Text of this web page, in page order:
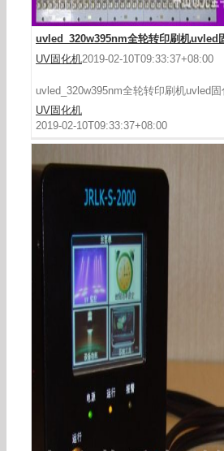
uvled_320w395nm全轮转印刷机uvled
UV固化机2019-02-10T09:33:37+08:00
uvled_320w395nm全轮转印刷机uvled
UV固化机
2019-02-10T09:33:37+08:00